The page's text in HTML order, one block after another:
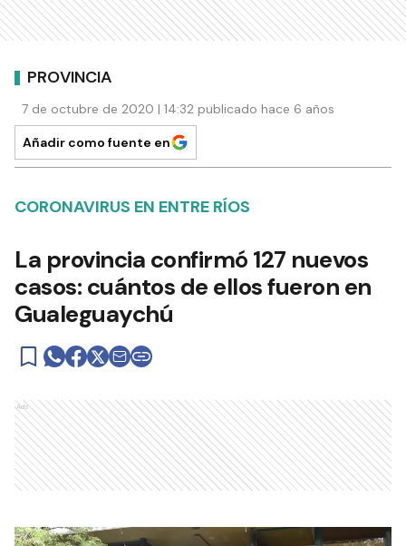
PROVINCIA
7 de octubre de 2020 | 14:32 publicado hace 6 años
Añadir como fuente en
CORONAVIRUS EN ENTRE RÍOS
La provincia confirmó 127 nuevos
casos: cuántos de ellos fueron en
Gualeguaychú
Ads